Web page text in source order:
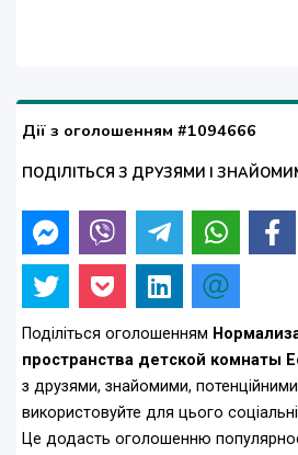
Дії з оголошенням #1094666
ПОДІЛІТЬСЯ З ДРУЗЯМИ І
Поділіться оголошенням
пространства детской комнаты
з друзями, знайомими, потенційними
використовуйте для цього
Це додасть оголошенню